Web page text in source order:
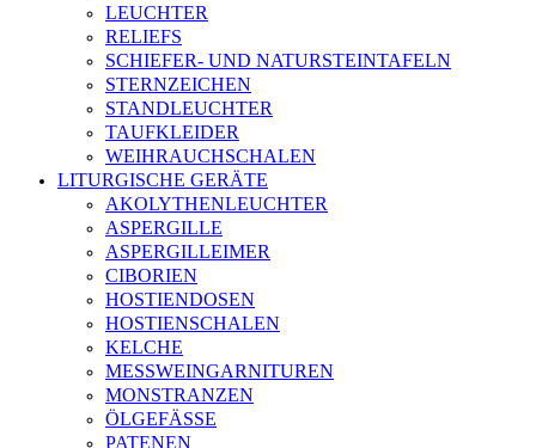
LEUCHTER
RELIEFS
SCHIEFER- UND NATURSTEINTAFELN
STERNZEICHEN
STANDLEUCHTER
TAUFKLEIDER
WEIHRAUCHSCHALEN
LITURGISCHE GERÄTE
AKOLYTHENLEUCHTER
ASPERGILLE
ASPERGILLEIMER
CIBORIEN
HOSTIENDOSEN
HOSTIENSCHALEN
KELCHE
MESSWEINGARNITUREN
MONSTRANZEN
ÖLGEFÄSSE
PATENEN